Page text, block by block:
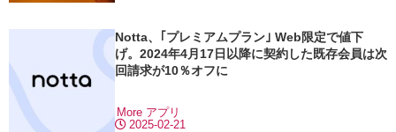
Notta、｢プレミアムプラン｣ Web限定で値下
げ。2024年4月17日以降に契約した既存会員は次
回請求が10％オフに
2025-02-21
More アプリ